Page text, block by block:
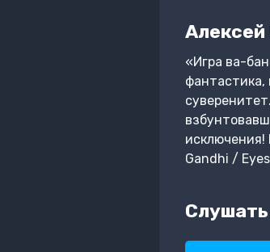
Алексей
«Игра ва-
фантастика,
исключения!
Gandhi /